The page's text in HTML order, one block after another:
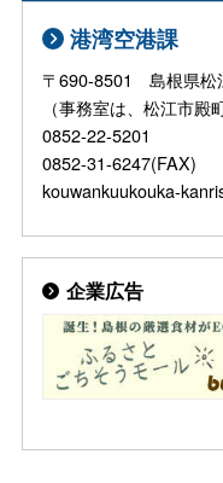
港湾空港課
〒690-8501 島根県松
（事務室は、松江市
0852-22-5201
0852-31-6247(FAX)
kouwankuukouka-
企業広告